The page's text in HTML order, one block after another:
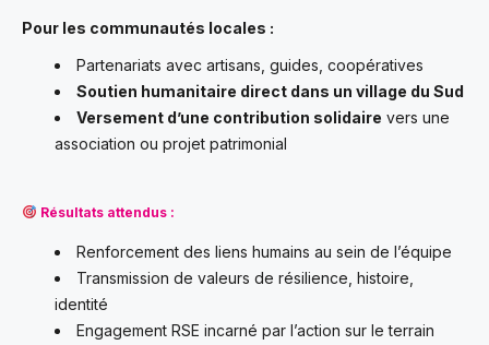
Pour les communautés locales :
Partenariats avec artisans, guides, coopératives
Soutien humanitaire direct dans un village du Sud
Versement d’une contribution solidaire vers une
association ou projet patrimonial
Résultats attendus :
Renforcement des liens humains au sein de l’équipe
Transmission de valeurs de résilience, histoire,
identité
Engagement RSE incarné par l’action sur le terrain